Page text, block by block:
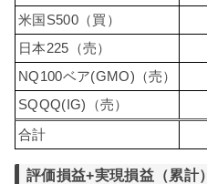
米国S500（買）
日本225（売）
NQ100ベア(GMO)（売）
SQQQ(IG)（売）
合計
評価損益+実現損益（累計）